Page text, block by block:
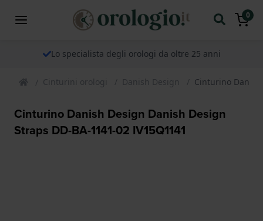
0
Lo specialista degli orologi da oltre 25 anni
Cinturini orologi Danish Design Cinturino Danish
Cinturino Danish Design Danish Design
Straps DD-BA-1141-02 IV15Q1141